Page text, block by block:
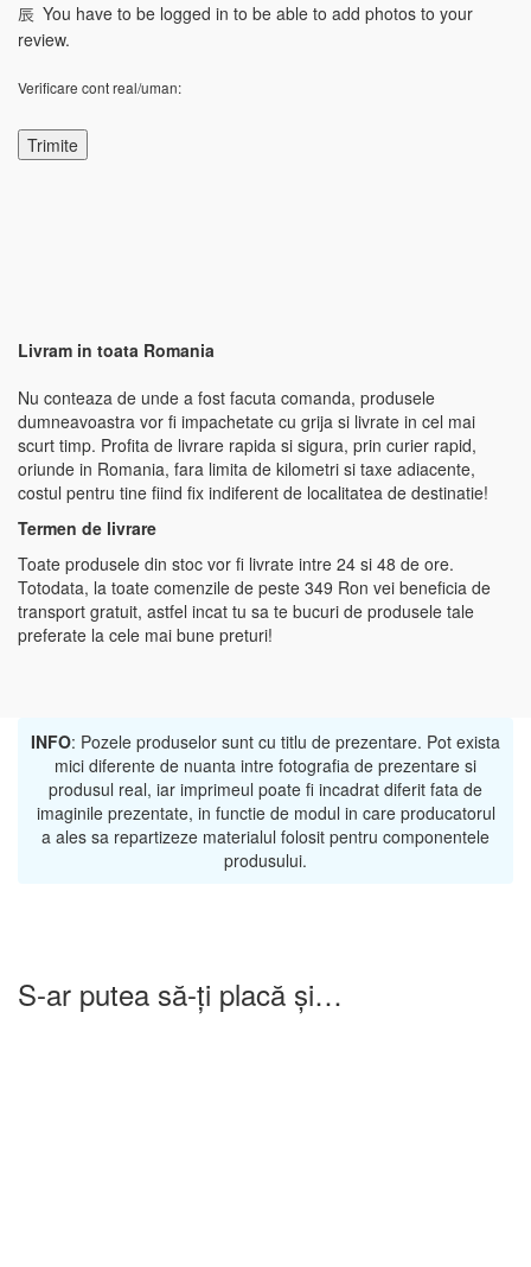
You have to be logged in to be able to add photos to your
review.
Verificare cont real/uman:
Livram in toata Romania
Nu conteaza de unde a fost facuta comanda, produsele
dumneavoastra vor fi impachetate cu grija si livrate in cel mai
scurt timp. Profita de livrare rapida si sigura, prin curier rapid,
oriunde in Romania, fara limita de kilometri si taxe adiacente,
costul pentru tine fiind fix indiferent de localitatea de destinatie!
Termen de livrare
Toate produsele din stoc vor fi livrate intre 24 si 48 de ore.
Totodata, la toate comenzile de peste 349 Ron vei beneficia de
transport gratuit, astfel incat tu sa te bucuri de produsele tale
preferate la cele mai bune preturi!
INFO: Pozele produselor sunt cu titlu de prezentare. Pot exista
mici diferente de nuanta intre fotografia de prezentare si
produsul real, iar imprimeul poate fi incadrat diferit fata de
imaginile prezentate, in functie de modul in care producatorul
a ales sa repartizeze materialul folosit pentru componentele
produsului.
S-ar putea să-ți placă și…